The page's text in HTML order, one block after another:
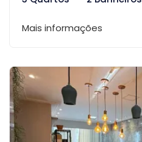
Mais informações